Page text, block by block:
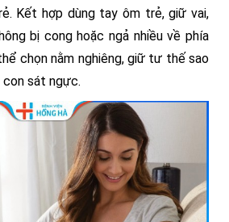
Kết hợp dùng tay ôm trẻ, giữ vai,
bị cong hoặc ngả nhiều về phía
chọn nằm nghiêng, giữ tư thế sao
con sát ngực.